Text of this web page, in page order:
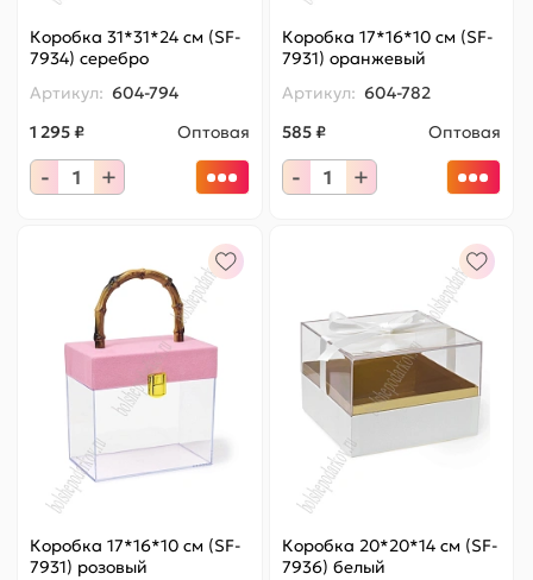
Коробка 31*31*24 см (SF-
7934) серебро
Артикул: 604-794
1 295 ₽
Оптовая
- +
Коробка 17*16*10 см (SF-
7931) оранжевый
Артикул: 604-782
585 ₽
Оптовая
- +
Коробка 17*16*10 см (SF-
7931) розовый
Коробка 20*20*14 см (SF-
7936) белый